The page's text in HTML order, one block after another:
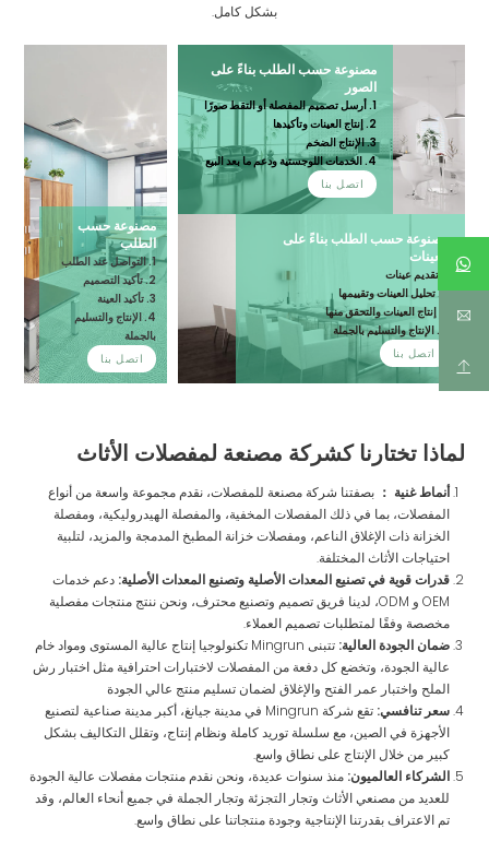
بشكل كامل.
مصنوعة حسب الطلب بناءً على
الصور
1. أرسل تصميم المفصلة أو التقط صورًا
2. إنتاج العينات وتأكيدها
3. الإنتاج الضخم
4. الخدمات اللوجستية ودعم ما بعد البيع
اتصل بنا
مصنوعة حسب الطلب بناءً على
العينات
2. تحليل العينات وتقييمها
اتصل بنا
مصنوعة حسب
الطلب
1. التواصل عند الطلب
2. تأكيد التصميم
3. تأكيد العينة
4. الإنتاج والتسليم
بالجملة
اتصل بنا
لماذا تختارنا كشركة مصنعة لمفصلات الأثاث
أنماط غنية ： بصفتنا شركة مصنعة للمفصلات، نقدم مجموعة واسعة من أنواع
المفصلات، بما في ذلك المفصلات المخفية، والمفصلة الهيدروليكية، ومفصلة
الخزانة ذات الإغلاق الناعم، ومفصلات خزانة المطبخ المدمجة والمزيد، لتلبية
احتياجات الأثاث المختلفة.
قدرات قوية في تصنيع المعدات الأصلية وتصنيع المعدات الأصلية: دعم خدمات
OEM و ODM، لدينا فريق تصميم وتصنيع محترف، ونحن ننتج منتجات مفصلية
مخصصة وفقًا لمتطلبات تصميم العملاء.
ضمان الجودة العالية:
تتبنى Mingrun تكنولوجيا إنتاج عالية المستوى ومواد خام
عالية الجودة، وتخضع كل دفعة من المفصلات لاختبارات احترافية مثل اختبار رش
الملح واختبار عمر الفتح والإغلاق لضمان تسليم منتج عالي الجودة
سعر تنافسي:
تقع شركة Mingrun في مدينة جيانغ، أكبر مدينة صناعية لتصنيع
الأجهزة في الصين، مع سلسلة توريد كاملة ونظام إنتاج، وتقلل التكاليف بشكل
كبير من خلال الإنتاج على نطاق واسع.
الشركاء العالميون: منذ سنوات عديدة، ونحن نقدم منتجات مفصلات عالية الجودة
للعديد من مصنعي الأثاث وتجار التجزئة وتجار الجملة في جميع أنحاء العالم، وقد
تم الاعتراف بقدرتنا الإنتاجية وجودة منتجاتنا على نطاق واسع.